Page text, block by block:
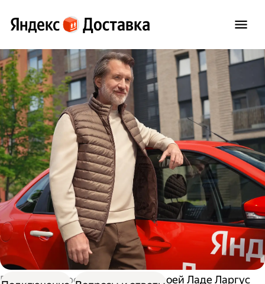
Работа курьером
Работа на своей Ладе Ларгус